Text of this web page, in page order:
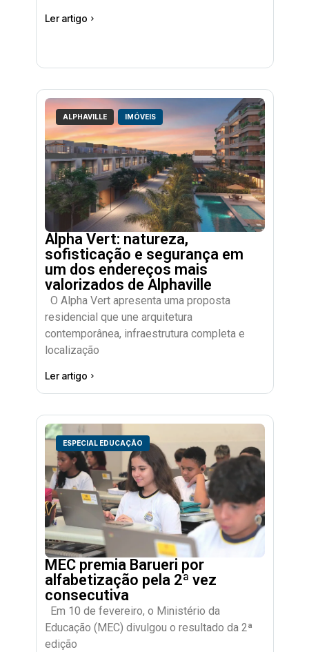
Ler artigo
ALPHAVILLE IMÓVEIS
Alpha Vert: natureza,
sofisticação e segurança em
um dos endereços mais
valorizados de Alphaville
O Alpha Vert apresenta uma proposta
residencial que une arquitetura
contemporânea, infraestrutura completa e
localização
Ler artigo
ESPECIAL EDUCAÇÃO
MEC premia Barueri por
alfabetização pela 2ª vez
consecutiva
Em 10 de fevereiro, o Ministério da
Educação (MEC) divulgou o resultado da 2ª
edição